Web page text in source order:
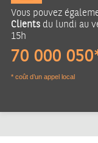
Vous pouvez
Clients du lundi au
15h
70 000
* coût d’un appel local